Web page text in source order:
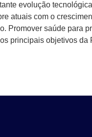
evolução
atuais com o
Promover saúde para
principais objetivos da